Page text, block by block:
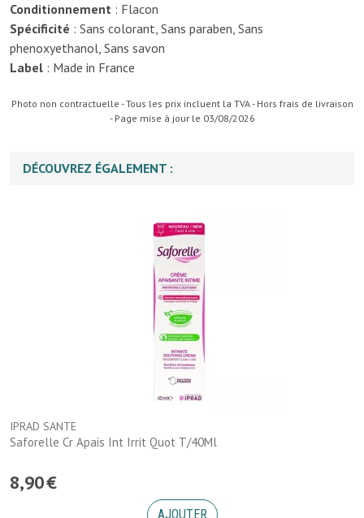
Conditionnement : Flacon
Spécificité : Sans colorant, Sans paraben, Sans
phenoxyethanol, Sans savon
Label : Made in France
Photo non contractuelle - Tous les prix incluent la TVA - Hors frais de livraison
- Page mise à jour le 03/08/2026
DÉCOUVREZ ÉGALEMENT :
IPRAD SANTE
Saforelle Cr Apais Int Irrit Quot T/40Ml
8,90€
AJOUTER